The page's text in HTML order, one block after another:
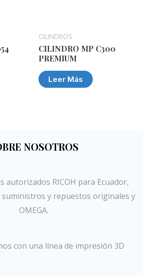
CILINDROS
CILINDRO MP C300
PREMIUM
Leer Más
NOSOTROS
autorizados RICOH para Ecuador,
y repuestos originales y
OMEGA.
con una línea de impresión 3D